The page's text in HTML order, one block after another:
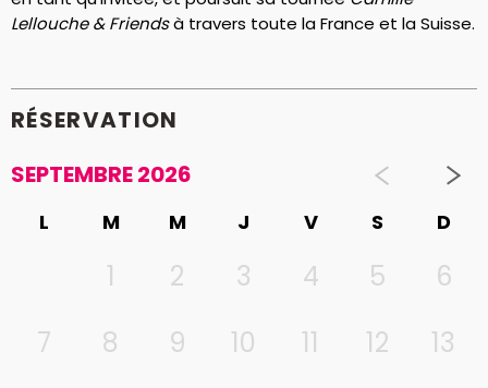
Lellouche & Friendsà travers toute la France et la Suisse.
RÉSERVATION
SEPTEMBRE 2026
L M M J V S D
1 2 3 4 5
6
7
8 9 10 11 12
13